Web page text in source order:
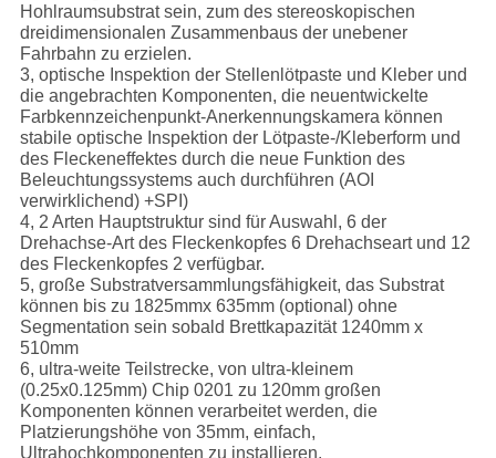
Hohlraumsubstrat sein, zum des stereoskopischen
dreidimensionalen Zusammenbaus der unebener
Fahrbahn zu erzielen.
3, optische Inspektion der Stellenlötpaste und Kleber und
die angebrachten Komponenten, die neuentwickelte
Farbkennzeichenpunkt-Anerkennungskamera können
stabile optische Inspektion der Lötpaste-/Kleberform und
des Fleckeneffektes durch die neue Funktion des
Beleuchtungssystems auch durchführen (AOI
verwirklichend) +SPI)
4, 2 Arten Hauptstruktur sind für Auswahl, 6 der
Drehachse-Art des Fleckenkopfes 6 Drehachseart und 12
des Fleckenkopfes 2 verfügbar.
5, große Substratversammlungsfähigkeit, das Substrat
können bis zu 1825mmx 635mm (optional) ohne
Segmentation sein sobald Brettkapazität 1240mm x
510mm
6, ultra-weite Teilstrecke, von ultra-kleinem
(0.25x0.125mm) Chip 0201 zu 120mm großen
Komponenten können verarbeitet werden, die
Platzierungshöhe von 35mm, einfach,
Ultrahochkomponenten zu installieren.